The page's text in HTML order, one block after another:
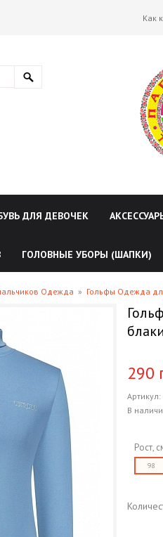
Как
ДЛЯ ДЕВОЧЕК
ГОЛОВНЫЕ УБОРЫ (ШАПКИ)
Одежда » Гольфы Одежда
290
Артикул:
В
Рост,
98